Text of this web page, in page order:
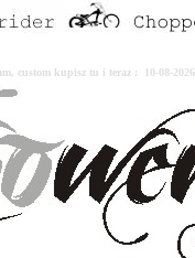
custom kupisz tu i teraz : 10-08-